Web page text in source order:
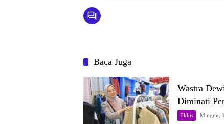
Baca Juga
Wastra
Diminati
Ekbis Minggu,